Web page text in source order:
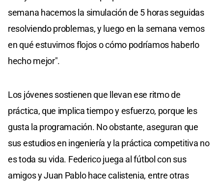
semana hacemos la simulación de 5 horas seguidas
resolviendo problemas, y luego en la semana vemos
en qué estuvimos flojos o cómo podríamos haberlo
hecho mejor".
Los jóvenes sostienen que llevan ese ritmo de
práctica, que implica tiempo y esfuerzo, porque les
gusta la programación. No obstante, aseguran que
sus estudios en ingeniería y la práctica competitiva no
es toda su vida. Federico juega al fútbol con sus
amigos y Juan Pablo hace calistenia, entre otras